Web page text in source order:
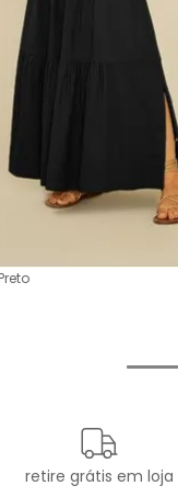
retire grátis em loja